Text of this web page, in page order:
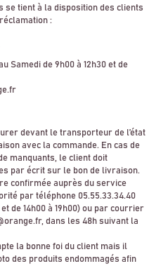
se tient à la disposition des clients
:
Samedi de 9h00 à 12h30 et de
devant le transporteur de l’état
avec la commande. En cas de
manquants, le client doit
par écrit sur le bon de livraison.
confirmée auprès du service
par téléphone 05.55.33.34.40
de 14h00 à 19h00) ou par courrier
dans les 48h suivant la
la bonne foi du client mais il
des produits endommagés afin